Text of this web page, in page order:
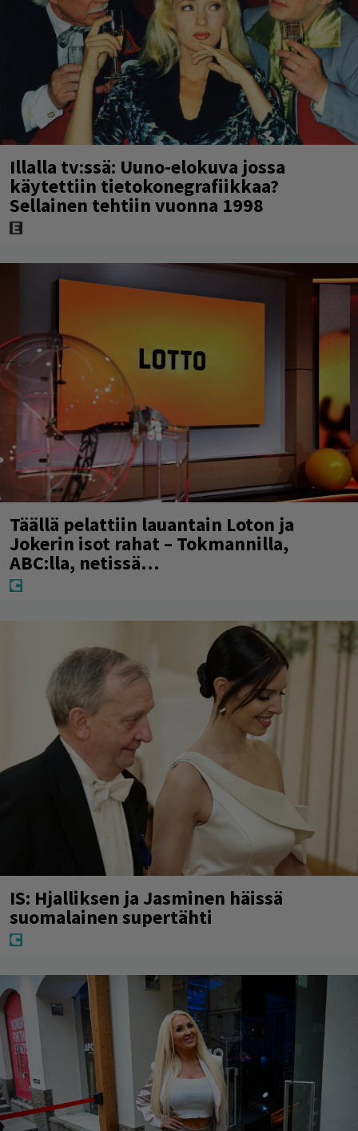
Illalla tv:ssä: Uuno-elokuva jossa
käytettiin tietokonegrafiikkaa?
Sellainen tehtiin vuonna 1998
Täällä pelattiin lauantain Loton ja
Jokerin isot rahat – Tokmannilla,
ABC:lla, netissä…
IS: Hjalliksen ja Jasminen häissä
suomalainen supertähti